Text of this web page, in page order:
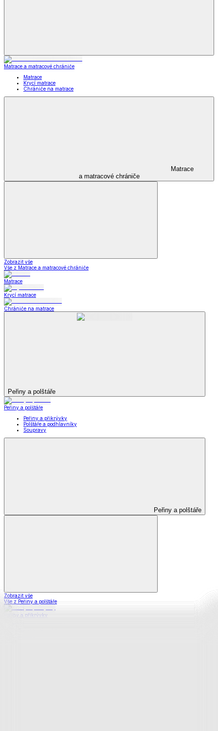
Matrace a matracové chrániče
Matrace
Krycí matrace
Chrániče na matrace
Matrace
a matracové chrániče
Zobrazit vše
Vše z Matrace a matracové chrániče
Matrace
Krycí matrace
Chrániče na matrace
Peřiny a polštáře
Peřiny a polštáře
Peřiny a přikrývky
Polštáře a podhlavníky
Soupravy
Peřiny a polštáře
Zobrazit vše
Vše z Peřiny a polštáře
Peřiny a přikrývky